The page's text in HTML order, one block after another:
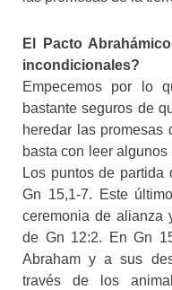
El Pacto
incondicionales?
Empecemos por lo
bastante seguros de
heredar las promesas
basta con leer
Los puntos de
Gn 15,1-7. Este
ceremonia de alianza
de Gn 12:2. En Gn
Abraham y a sus
través de los